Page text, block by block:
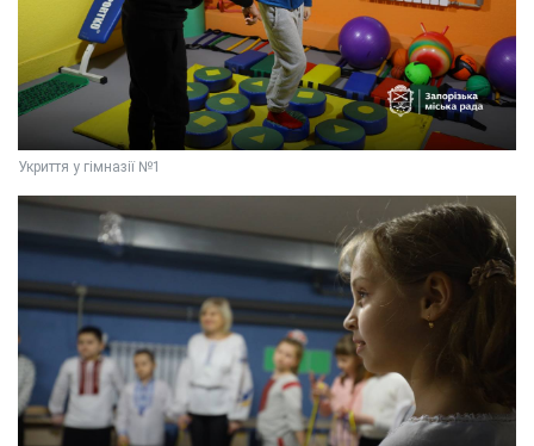
Укриття у гімназії №1